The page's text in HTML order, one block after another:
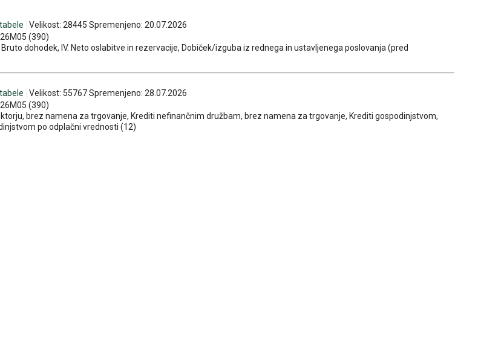
Velikost: 28445 Spremenjeno: 20.07.2026
(390)
Bruto dohodek, IV. Neto oslabitve in rezervacije, Dobiček/izguba iz rednega in ustavljenega poslovanja (pred
Velikost: 55767 Spremenjeno: 28.07.2026
(390)
brez namena za trgovanje, Krediti nefinančnim družbam, brez namena za trgovanje, Krediti gospodinjstvom,
po odplačni vrednosti (12)